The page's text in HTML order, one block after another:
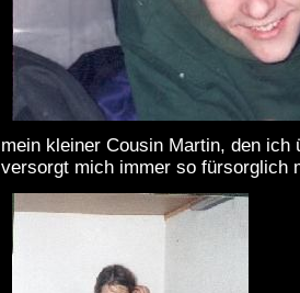
mein kleiner Cousin Martin, den ich
versorgt mich immer so fürsorglich